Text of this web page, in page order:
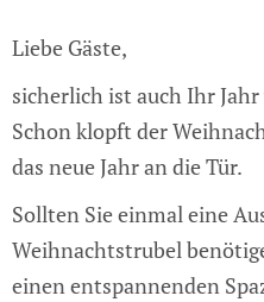
Liebe Gäste,
sicherlich ist auch Ihr
Schon klopft der
das neue Jahr an die Tür.
Sollten Sie einmal eine
Weihnachtstrubel
einen entspannenden